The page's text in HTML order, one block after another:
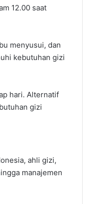
12.00 saat
menyusui, dan
kebutuhan gizi
hari. Alternatif
gizi
ahli gizi,
manajemen